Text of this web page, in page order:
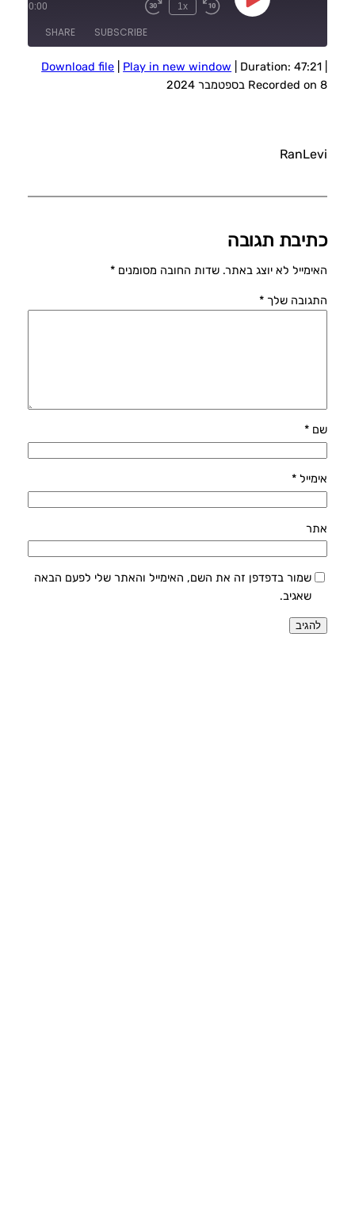
Play
Episode
1x
00:00
SUBSCRIBE
SHARE
RSS FEED
SHARE
Download file Play in new window Duration: 47:21
Recorded on 8 בספטמבר 2024
RanLevi
כתיבת תגובה
האימייל לא יוצג באתר. שדות החובה מסומנים *
התגובה שלך *
שם *
אימייל *
אתר
שמור בדפדפן זה את השם, האימייל והאתר שלי לפעם הבאה
שאגיב.